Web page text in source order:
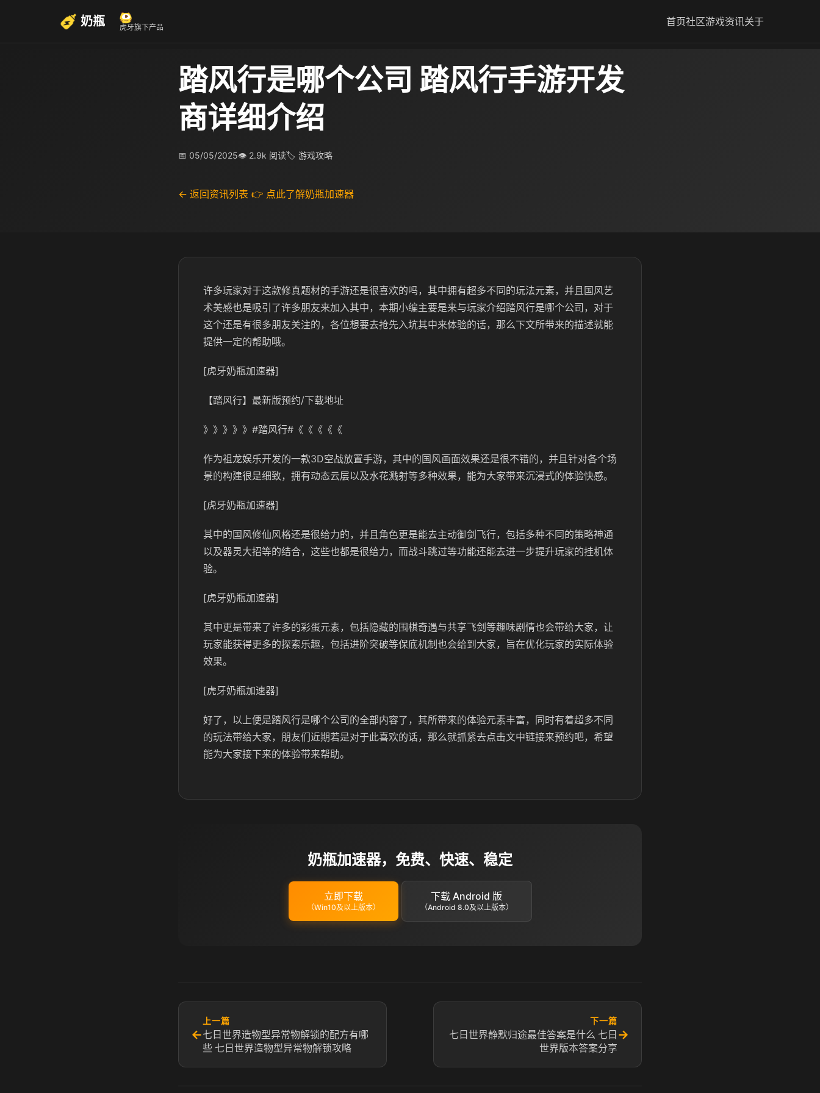
奶瓶 虎牙旗下产品 首页社区游戏资讯关于
踏风行是哪个公司 踏风行手游开发
商详细介绍
📅 05/05/2025👁 2.9k 阅读🏷 游戏攻略
← 返回资讯列表 👉 点此了解奶瓶加速器
许多玩家对于这款修真题材的手游还是很喜欢的吗，其中拥有超多不同的玩法元素，并且国风艺
术美感也是吸引了许多朋友来加入其中，本期小编主要是来与玩家介绍踏风行是哪个公司，对于
这个还是有很多朋友关注的，各位想要去抢先入坑其中来体验的话，那么下文所带来的描述就能
提供一定的帮助哦。
[虎牙奶瓶加速器]
【踏风行】最新版预约/下载地址
》》》》》#踏风行#《《《《《
作为祖龙娱乐开发的一款3D空战放置手游，其中的国风画面效果还是很不错的，并且针对各个场
景的构建很是细致，拥有动态云层以及水花溅射等多种效果，能为大家带来沉浸式的体验快感。
[虎牙奶瓶加速器]
其中的国风修仙风格还是很给力的，并且角色更是能去主动御剑飞行，包括多种不同的策略神通
以及器灵大招等的结合，这些也都是很给力，而战斗跳过等功能还能去进一步提升玩家的挂机体
验。
[虎牙奶瓶加速器]
其中更是带来了许多的彩蛋元素，包括隐藏的围棋奇遇与共享飞剑等趣味剧情也会带给大家，让
玩家能获得更多的探索乐趣，包括进阶突破等保底机制也会给到大家，旨在优化玩家的实际体验
效果。
[虎牙奶瓶加速器]
好了，以上便是踏风行是哪个公司的全部内容了，其所带来的体验元素丰富，同时有着超多不同
的玩法带给大家，朋友们近期若是对于此喜欢的话，那么就抓紧去点击文中链接来预约吧，希望
能为大家接下来的体验带来帮助。
奶瓶加速器，免费、快速、稳定
立即下载
（Win10及以上版本）
下载 Android 版
（Android 8.0及以上版本）
←
上一篇
七日世界造物型异常物解锁的配方有哪
些 七日世界造物型异常物解锁攻略
下一篇
七日世界静默归途最佳答案是什么 七日
世界版本答案分享
→